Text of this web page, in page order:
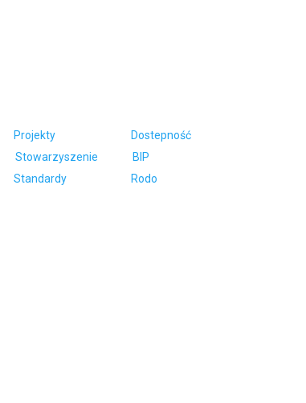
Projekty
Dostepność
Stowarzyszenie
BIP
Standardy Rodo